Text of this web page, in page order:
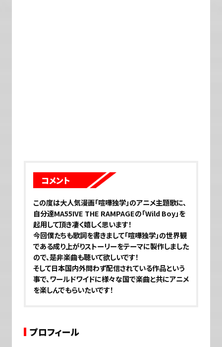
コメント
この度は大人気漫画「喧嘩独学」のアニメ主題歌に、
自分達MA55IVE THE RAMPAGEの「Wild Boy」を
起用して頂き凄く嬉しく思います！
今回僕たちも歌詞を書きまして「喧嘩独学」の世界観
である成り上がりストーリーをテーマに製作しました
ので、是非楽曲も聴いて欲しいです！
そして日本国内外問わず配信されている作品という
事で、ワールドワイドに様々な国で楽曲と共にアニメ
を楽しんでもらいたいです！
プロフィール